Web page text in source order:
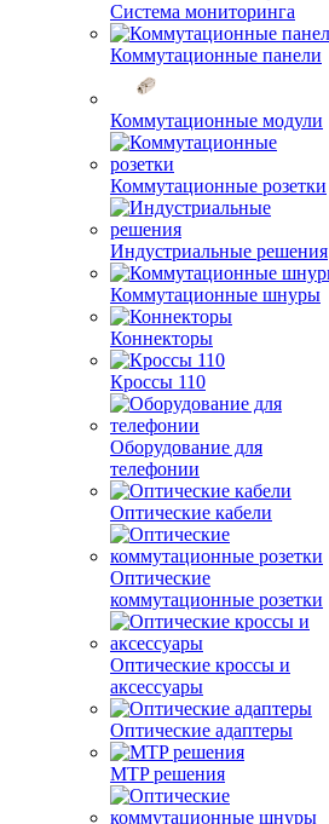
Система мониторинга
Коммутационные панели
Коммутационные модули
Коммутационные розетки
Индустриальные решения
Коммутационные шнуры
Коннекторы
Кроссы 110
Оборудование для
телефонии
Оптические кабели
Оптические
коммутационные розетки
Оптические кроссы и
аксессуары
Оптические адаптеры
MTP решения